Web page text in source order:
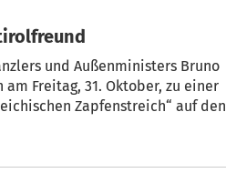
und Außenministers Bruno
am Freitag, 31. Oktober, zu einer
Zapfenstreich“ auf den